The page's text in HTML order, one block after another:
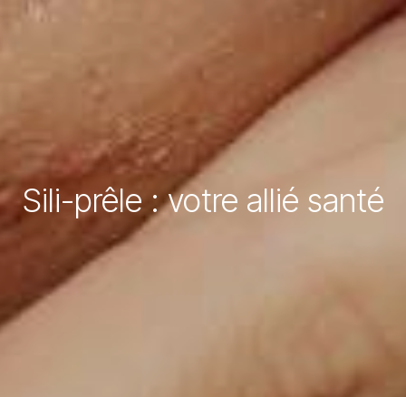
Sili-prêle : votre allié santé